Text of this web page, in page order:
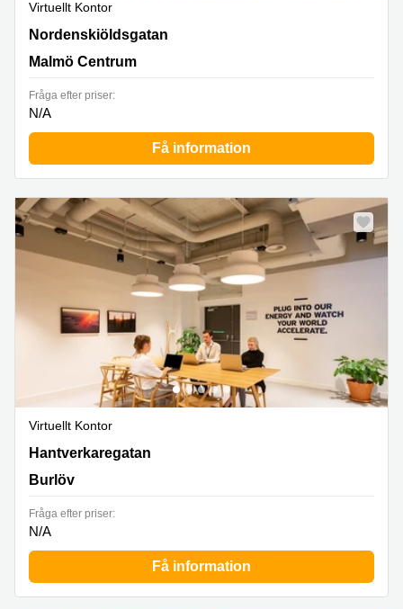
Virtuellt Kontor
Nordenskiöldsgatan 11 A, Malmö Centrum
Nordenskiöldsgatan
Malmö Centrum
Fråga efter priser:
N/A
Få information
Virtuellt Kontor
Hantverkaregatan 24B, Burlöv
Hantverkaregatan
Burlöv
Fråga efter priser:
N/A
Få information